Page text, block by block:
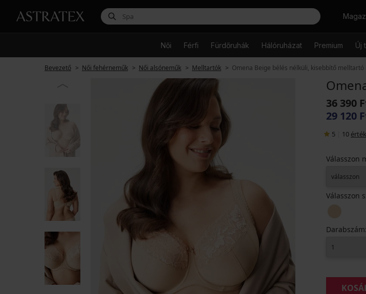
Keresés
Női Férfi Fürdőruhák Hálóruházat Premium Új
Bevezető Női fehérneműk Női alsóneműk Melltartók Omena Beige bélés nélküli, kisebbítő melltartó
36 390
29 120
5 10
Válasszon
Válasszon
Darabszám: